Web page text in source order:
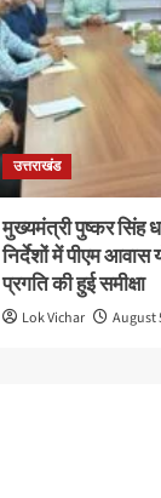
उत्तराखंड
मुख्यमंत्री पुष्कर सिंह
निर्देशों में पीएम
प्रगति की हुई समीक्षा
Lok Vichar August